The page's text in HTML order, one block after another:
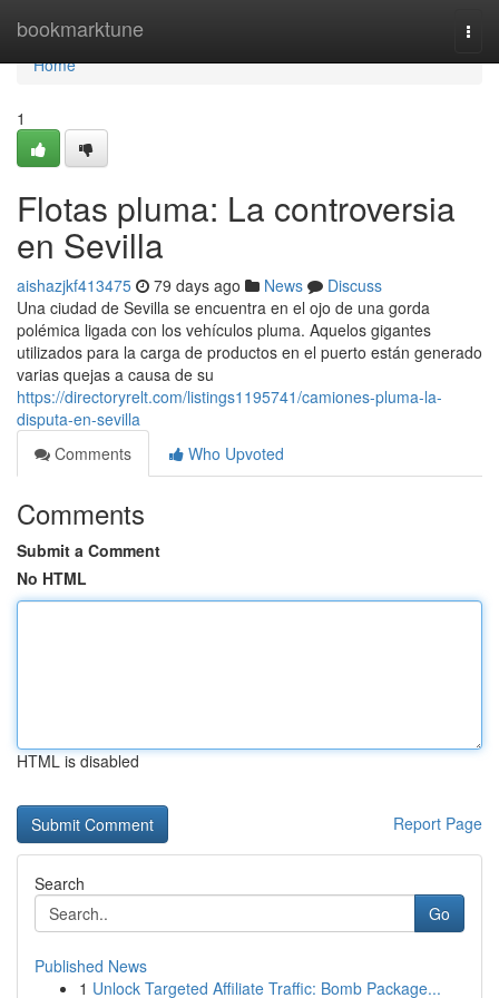
bookmarktune
Home
Home
1
Flotas pluma: La controversia
en Sevilla
aishazjkf413475 79 days ago News
Discuss
Una ciudad de Sevilla se encuentra en el ojo de una gorda
polémica ligada con los vehículos pluma. Aquelos gigantes
utilizados para la carga de productos en el puerto están generado
varias quejas a causa de su
https://directoryrelt.com/listings1195741/camiones-pluma-la-
disputa-en-sevilla
Comments
Who Upvoted
Comments
Submit a Comment
No HTML
HTML is disabled
Report Page
Search
Go
Published News
1 Unlock Targeted Affiliate Traffic: Bomb Package...